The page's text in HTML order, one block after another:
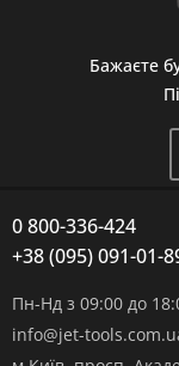
Бажаєте
0 800-336-424
+38 (095) 091-01-
Пн-Нд з 09:00 до
info@jet-